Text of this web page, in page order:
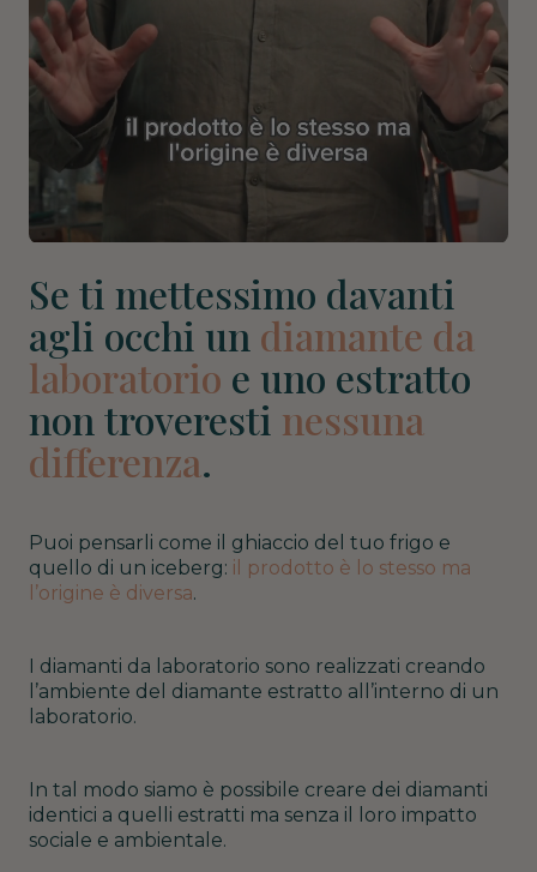
Se ti mettessimo davanti
agli occhi un diamante da
laboratorio e uno estratto
non troveresti nessuna
differenza.
Puoi pensarli come il ghiaccio del tuo frigo e
quello di un iceberg: il prodotto è lo stesso ma
l’origine è diversa.
I diamanti da laboratorio sono realizzati creando
l’ambiente del diamante estratto all’interno di un
laboratorio.
In tal modo siamo è possibile creare dei diamanti
identici a quelli estratti ma senza il loro impatto
sociale e ambientale.